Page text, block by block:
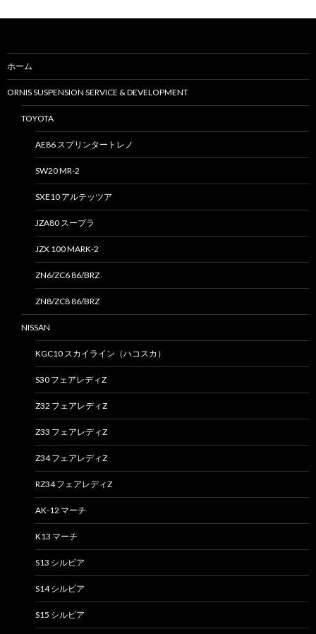
ホーム
ORNIS SUSPENSION SERVICE & DEVELOPMENT
TOYOTA
AE86 スプリンタートレノ
SW20 MR-2
SXE10 アルテッツア
JZA80 スープラ
JZX 100 MARK-2
ZN6/ZC6 86/BRZ
ZN8/ZC8 86/BRZ
NISSAN
KGC10 スカイライン（ハコスカ）
S30 フェアレディZ
Z32 フェアレディZ
Z33 フェアレディZ
Z34 フェアレディZ
RZ34 フェアレディZ
AK-12 マーチ
K13 マーチ
S13 シルビア
S14 シルビア
S15 シルビア